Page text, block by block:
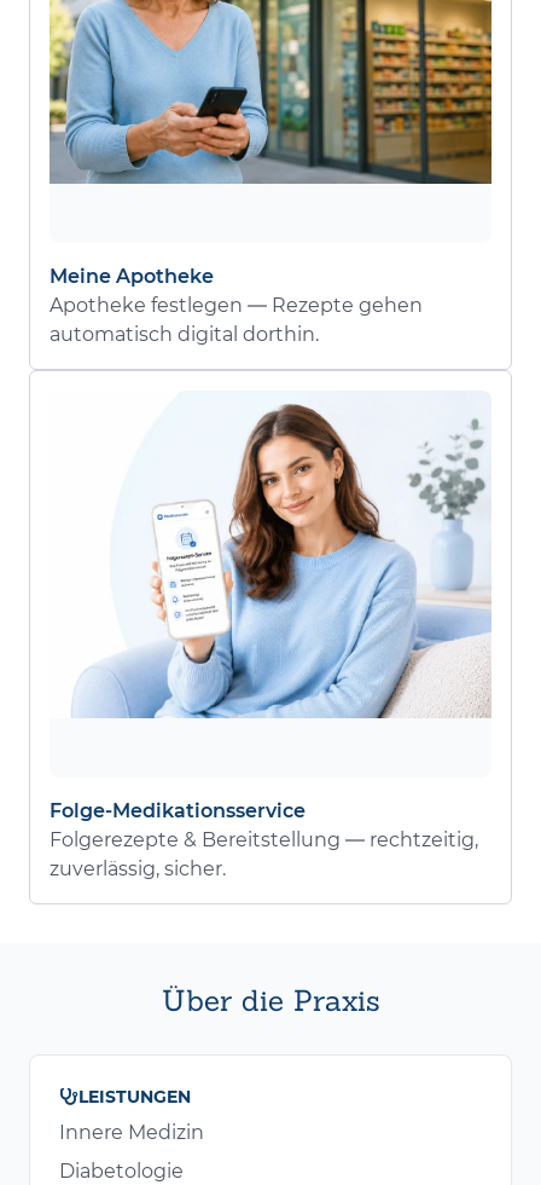
Meine Apotheke
Apotheke festlegen — Rezepte gehen
automatisch digital dorthin.
Folge-Medikationsservice
Folgerezepte & Bereitstellung — rechtzeitig,
zuverlässig, sicher.
Über die Praxis
LEISTUNGEN
Innere Medizin
Diabetologie